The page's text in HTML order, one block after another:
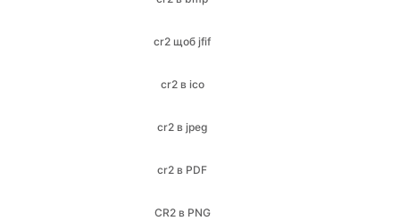
cr2 в ico
cr2 в jpeg
CR2 в PNG